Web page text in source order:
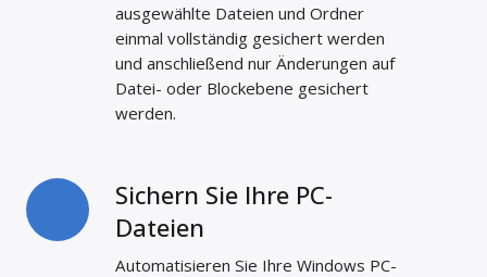
ausgewählte Dateien und Ordner
einmal vollständig gesichert werden
und anschließend nur Änderungen auf
Datei- oder Blockebene gesichert
werden.
Sichern Sie Ihre PC-
Dateien
Automatisieren Sie Ihre Windows PC-
Sichern
Sie
Ihre